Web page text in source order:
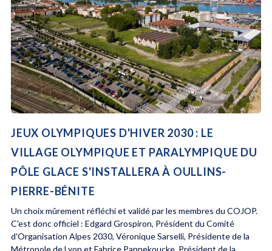
JEUX OLYMPIQUES D'HIVER 2030 : LE
VILLAGE OLYMPIQUE ET PARALYMPIQUE DU
PÔLE GLACE S'INSTALLERA À OULLINS-
PIERRE-BÉNITE
Un choix mûrement réfléchi et validé par les membres du COJOP.
C'est donc officiel : Edgard Grospiron, Président du Comité
d'Organisation Alpes 2030, Véronique Sarselli, Présidente de la
Métropole de Lyon et Fabrice Pannekoucke, Président de la